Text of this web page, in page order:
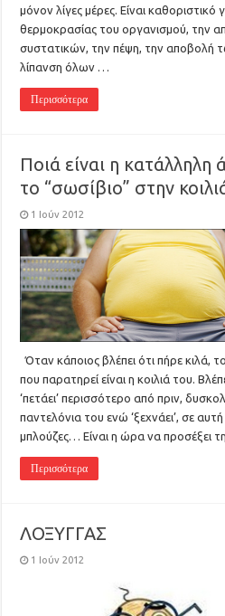
μόνον λίγες μέρες. Είναι καθοριστικό
θερμοκρασίας του οργανισμού, την
συστατικών, την πέψη, την αποβολή
λίπανση όλων …
Περισσότερα
Ποιά είναι η κατάλληλη
το “σωσίβιο” στην
1 Ιούν 2012
Όταν κάποιος βλέπει ότι πήρε κιλά,
που παρατηρεί είναι η κοιλιά του.
‘πετάει’ περισσότερο από πριν,
παντελόνια του ενώ ‘ξεχνάει’, σε
μπλούζες… Είναι η ώρα να προσέξει
Περισσότερα
ΛΟΞΥΓΓΑΣ
1 Ιούν 2012